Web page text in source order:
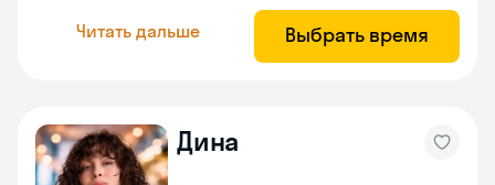
Читать дальше Выбрать время
Дина